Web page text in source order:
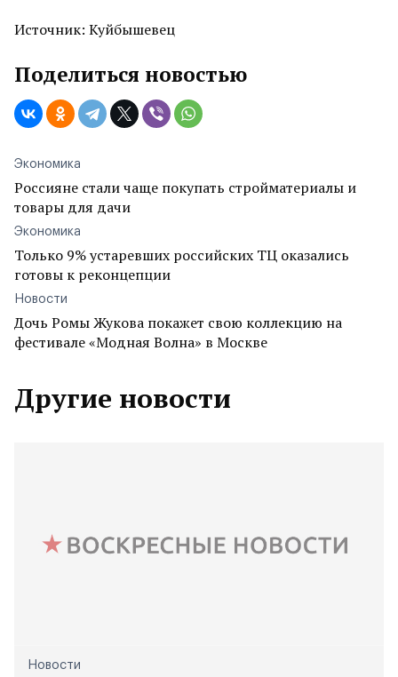
Источник: Куйбышевец
Поделиться новостью
Экономика
Россияне стали чаще покупать стройматериалы и
товары для дачи
Экономика
Только 9% устаревших российских ТЦ оказались
готовы к реконцепции
Новости
Дочь Ромы Жукова покажет свою коллекцию на
фестивале «Модная Волна» в Москве
Другие новости
Новости